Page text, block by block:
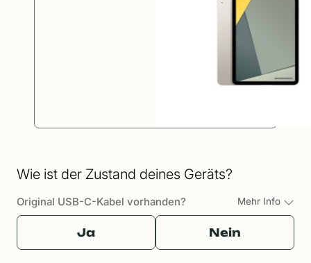
Wie ist der Zustand deines Geräts?
Original USB-C-Kabel vorhanden? Mehr Info
Ja Nein